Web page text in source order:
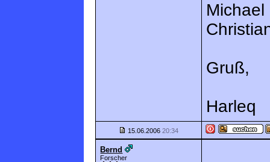
Gruß,
Harleq
15.06.200620:34
Bernd
Forscher